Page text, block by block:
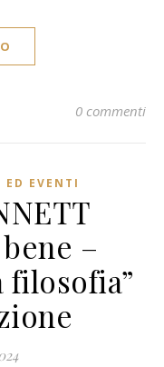
0 commenti
EVENTI
–